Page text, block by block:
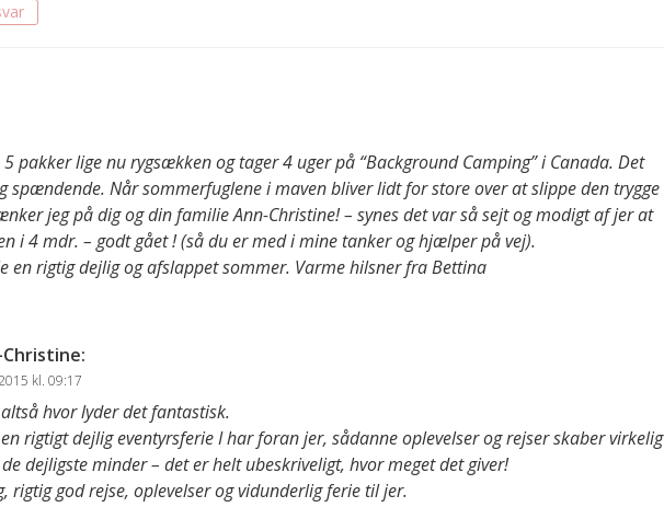
pakker lige nu rygsækken og tager 4 uger på “Background Camping” i Canada. Det
spændende. Når sommerfuglene i maven bliver lidt for store over at slippe den trygge
jeg på dig og din familie Ann-Christine! – synes det var så sejt og modigt af jer at
i 4 mdr. – godt gået ! (så du er med i mine tanker og hjælper på vej).
en rigtig dejlig og afslappet sommer. Varme hilsner fra Bettina
:
kl. 09:17
hvor lyder det fantastisk.
rigtigt dejlig eventyrsferie I har foran jer, sådanne oplevelser og rejser skaber virkelig
dejligste minder – det er helt ubeskriveligt, hvor meget det giver!
rigtig god rejse, oplevelser og vidunderlig ferie til jer.